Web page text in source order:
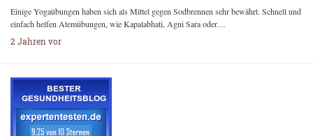
Einige Yogaübungen haben sich als Mittel gegen Sodbrennen sehr bewährt. Schnell und
einfach helfen Atemübungen, wie Kapalabhati, Agni Sara oder…
2 Jahren vor